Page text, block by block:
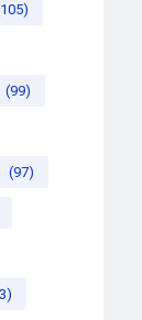
(99)
(97)